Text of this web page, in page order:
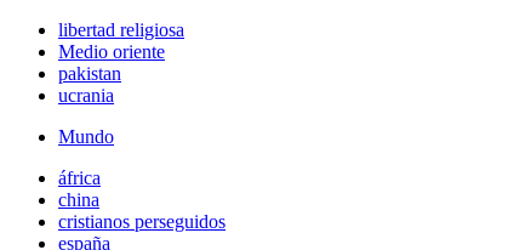
libertad religiosa
Medio oriente
pakistan
ucrania
Mundo
áfrica
china
cristianos perseguidos
españa